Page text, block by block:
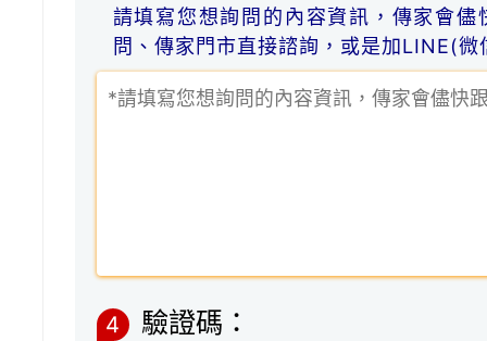
請填寫您想詢問的內容資訊，傳家會
問、傳家門市直接諮詢，或是加LINE(微
4 驗證碼：